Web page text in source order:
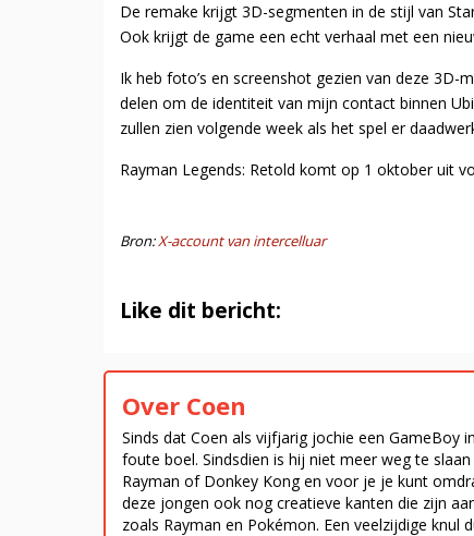
De remake krijgt 3D-segmenten in de stijl van
Ook krijgt de game een echt verhaal met een
Ik heb foto’s en screenshot gezien van deze 3D-
delen om de identiteit van mijn contact binnen
zullen zien volgende week als het spel er
Rayman Legends: Retold komt op 1 oktober uit
Bron:X-account van intercelluar
Like dit bericht:
Over Coen
Sinds dat Coen als vijfjarig jochie een GameBoy
foute boel. Sindsdien is hij niet meer weg te
Rayman of Donkey Kong en voor je je kunt
deze jongen ook nog creatieve kanten die zijn
zoals Rayman en Pokémon. Een veelzijdige knul